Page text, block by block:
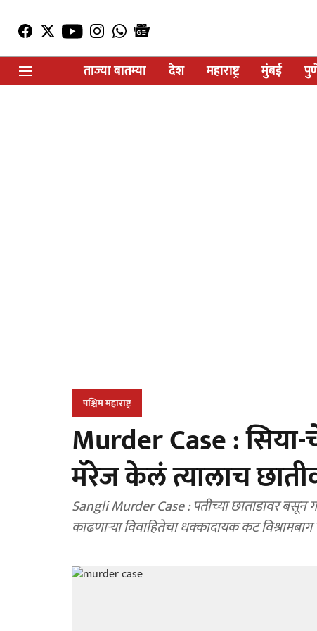
ताज्या बातम्या
देश महाराष्ट्र मुंबई
पश्चिम महाराष्ट्र
Murder Case : सिया-
मॅरेज केलं त्यालाच
Sangli Murder Case : पतीच्या छाताडावर बसून
काढणाऱ्या विवाहितेचा धक्कादायक कट